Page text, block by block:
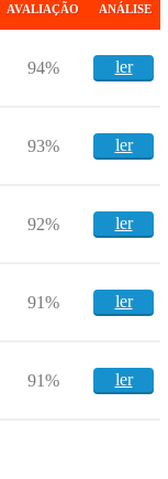
AVALIAÇÃO ANÁLISE
94% ler
93% ler
92% ler
91% ler
91% ler